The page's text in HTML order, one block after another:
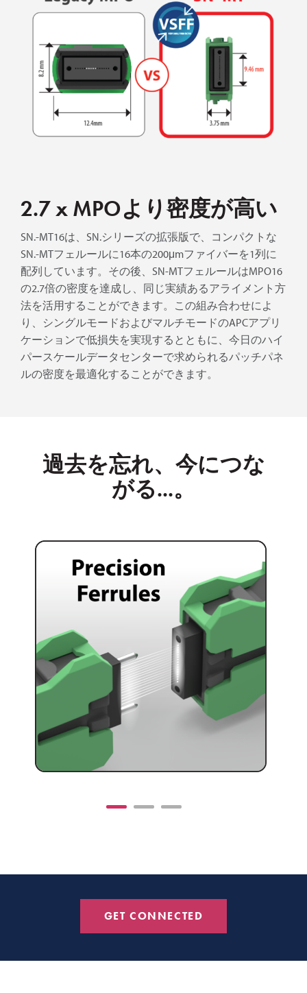
2.7 x MPOより密度が高い
SN.-MT16は、SN.シリーズの拡張版で、コンパクトな
SN.-MTフェルールに16本の200μmファイバーを1列に
配列しています。その後、SN-MTフェルールはMPO16
の2.7倍の密度を達成し、同じ実績あるアライメント方
法を活用することができます。この組み合わせによ
り、シングルモードおよびマルチモードのAPCアプリ
ケーションで低損失を実現するとともに、今日のハイ
パースケールデータセンターで求められるパッチパネ
ルの密度を最適化することができます。
過去を忘れ、今につな
がる...。
GET CONNECTED